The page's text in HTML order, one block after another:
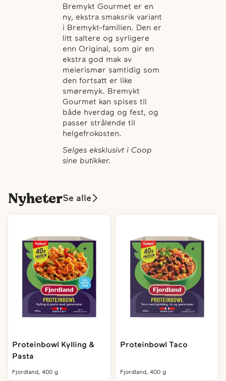
Bremykt Gourmet er en
ny, ekstra smaksrik variant
i Bremykt-familien. Den er
litt saltere og syrligere
enn Original, som gir en
ekstra god mak av
meierismør samtidig som
den fortsatt er like
smøremyk. Bremykt
Gourmet kan spises til
både hverdag og fest, og
passer strålende til
helgefrokosten.
Selges eksklusivt i Coop
sine butikker.
NyheterSe alle
Proteinbowl Kylling &
Pasta
fjordland, 400 g
Proteinbowl Taco
fjordland, 400 g